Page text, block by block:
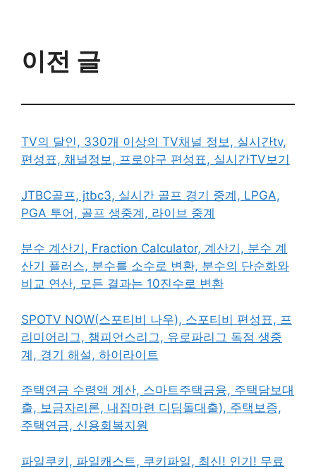
이전 글
TV의 달인, 330개 이상의 TV채널 정보, 실시간tv,
편성표, 채널정보, 프로야구 편성표, 실시간TV보기
JTBC골프, jtbc3, 실시간 골프 경기 중계, LPGA,
PGA 투어, 골프 생중계, 라이브 중계
분수 계산기, Fraction Calculator, 계산기, 분수 계
산기 플러스, 분수를 소수로 변환, 분수의 단순화와
비교 연산, 모든 결과는 10진수로 변환
SPOTV NOW(스포티비 나우), 스포티비 편성표, 프
리미어리그, 챔피언스리그, 유로파리그 독점 생중
계, 경기 해설, 하이라이트
주택연금 수령액 계산, 스마트주택금융, 주택담보대
출, 보금자리론, 내집마련 디딤돌대출), 주택보증,
주택연금, 신용회복지원
파일쿠키, 파일캐스트, 쿠키파일, 최신! 인기! 무료